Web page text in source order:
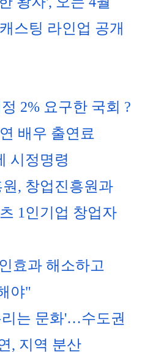
스팅 라인업 공개
2% 요구한 국회 ?
배우 출연료
시정명령
, 창업진흥원과
1인기업 창업자
효과 해소하고
야"
는 문화'…수도권
, 지역 분산